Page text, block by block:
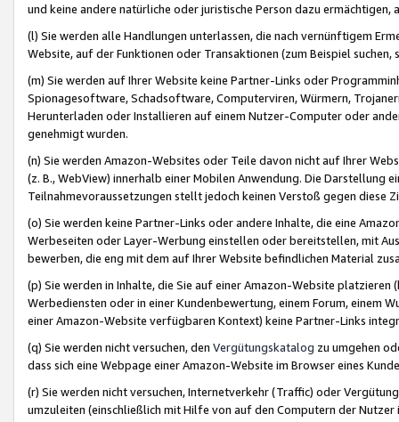
und keine andere natürliche oder juristische Person dazu
(l) Sie werden alle Handlungen unterlassen, die nach vernünftigem
Website, auf der Funktionen oder Transaktionen (zum Beispiel
(m) Sie werden auf Ihrer Website keine Partner-Links oder
Spionagesoftware, Schadsoftware, Computerviren, Würmern,
Herunterladen oder Installieren auf einem Nutzer-Computer oder
genehmigt wurden.
(n) Sie werden Amazon-Websites oder Teile davon nicht auf Ihrer
(z. B., WebView) innerhalb einer Mobilen Anwendung. Die Darstellung
Teilnahmevoraussetzungen stellt jedoch keinen Verstoß gegen diese
(o) Sie werden keine Partner-Links oder andere Inhalte, die eine
Werbeseiten oder Layer-Werbung einstellen oder bereitstellen, mit
bewerben, die eng mit dem auf Ihrer Website befindlichen Material
(p) Sie werden in Inhalte, die Sie auf einer Amazon-Website
Werbediensten oder in einer Kundenbewertung, einem Forum, einem
einer Amazon-Website verfügbaren Kontext) keine Partner-Links
(q) Sie werden nicht versuchen, den Vergütungskatalog zu umgehen
dass sich eine Webpage einer Amazon-Website im Browser eines
(r) Sie werden nicht versuchen, Internetverkehr (Traffic) oder
umzuleiten (einschließlich mit Hilfe von auf den Computern der